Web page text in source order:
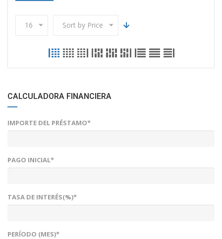
16 Sort by Price
CALCULADORA FINANCIERA
IMPORTE DEL PRÉSTAMO*
PAGO INICIAL*
TASA DE INTERÉS(%)*
PERÍODO (MES)*